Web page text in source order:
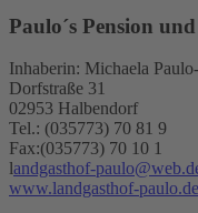
Paulo´s Pension
Inhaberin: Michaela
Dorfstraße 31
02953 Halbendorf
Tel.: (035773) 70 81 9
Fax:(035773) 70 10 1
landgasthof-
www.landgasthof-paulo.de